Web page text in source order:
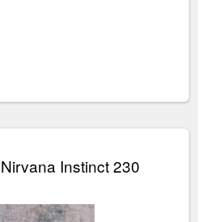
Instinct 230